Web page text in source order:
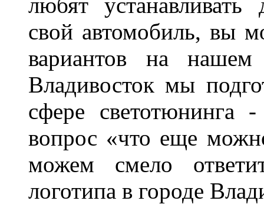
свой автомобиль, вы
вариантов на
Владивосток мы
сфере светотюнинга
вопрос «что еще
можем смело
логотипа в городе